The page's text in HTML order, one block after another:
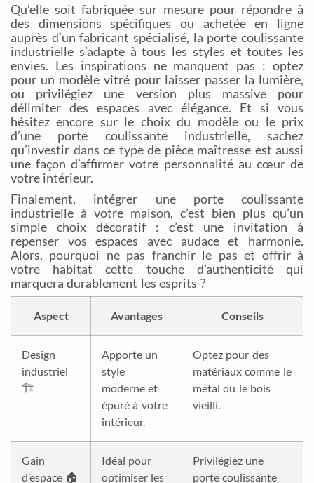
Qu’elle soit fabriquée sur mesure pour répondre à
des dimensions spécifiques ou achetée en ligne
auprès d’un fabricant spécialisé, la porte coulissante
industrielle s’adapte à tous les styles et toutes les
envies. Les inspirations ne manquent pas : optez
pour un modèle vitré pour laisser passer la lumière,
ou privilégiez une version plus massive pour
délimiter des espaces avec élégance. Et si vous
hésitez encore sur le choix du modèle ou le prix
d’une porte coulissante industrielle, sachez
qu’investir dans ce type de pièce maîtresse est aussi
une façon d’affirmer votre personnalité au cœur de
votre intérieur.
Finalement, intégrer une porte coulissante
industrielle à votre maison, c’est bien plus qu’un
simple choix décoratif : c’est une invitation à
repenser vos espaces avec audace et harmonie.
Alors, pourquoi ne pas franchir le pas et offrir à
votre habitat cette touche d’authenticité qui
marquera durablement les esprits ?
Aspect Avantages Conseils
Design
industriel
🏗️
Apporte un
style
moderne et
épuré à votre
intérieur.
Optez pour des
matériaux comme le
métal ou le bois
vieilli.
Gain
d’espace 🏠
Idéal pour
optimiser les
Privilégiez une
porte coulissante